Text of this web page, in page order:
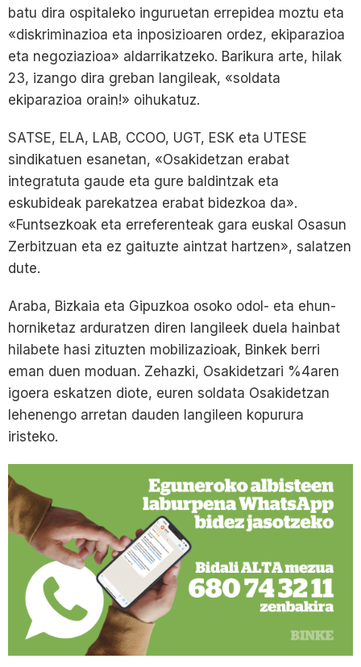
batu dira ospitaleko inguruetan errepidea moztu eta
«diskriminazioa eta inposizioaren ordez, ekiparazioa
eta negoziazioa» aldarrikatzeko. Barikura arte, hilak
23, izango dira greban langileak, «soldata
ekiparazioa orain!» oihukatuz.
SATSE, ELA, LAB, CCOO, UGT, ESK eta UTESE
sindikatuen esanetan, «Osakidetzan erabat
integratuta gaude eta gure baldintzak eta
eskubideak parekatzea erabat bidezkoa da».
«Funtsezkoak eta erreferenteak gara euskal Osasun
Zerbitzuan eta ez gaituzte aintzat hartzen», salatzen
dute.
Araba, Bizkaia eta Gipuzkoa osoko odol- eta ehun-
horniketaz arduratzen diren langileek duela hainbat
hilabete hasi zituzten mobilizazioak, Binkek berri
eman duen moduan. Zehazki, Osakidetzari %4aren
igoera eskatzen diote, euren soldata Osakidetzan
lehenengo arretan dauden langileen kopurura
iristeko.